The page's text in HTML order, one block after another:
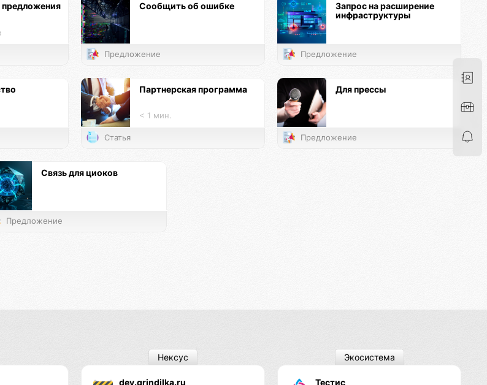
Сообщить об ошибке
Предложение
Запрос на расширение
инфраструктуры
Предложение
Партнерская программа
< 1 мин.
Статья
Для прессы
Предложение
Связь для циоков
Предложение
dev.grindilka.ru
Нексус
Тестис
Экосистема